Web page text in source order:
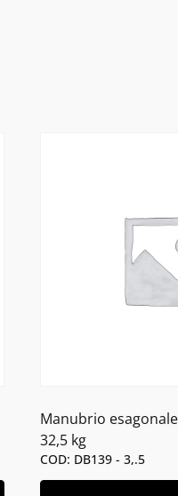
Manubrio
32,5 kg
COD: DB139 - 3,.5